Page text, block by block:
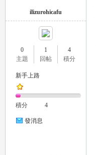
ilizurohicafu
0
主題
1
回帖
4
積分
新手上路
積分 4
發消息